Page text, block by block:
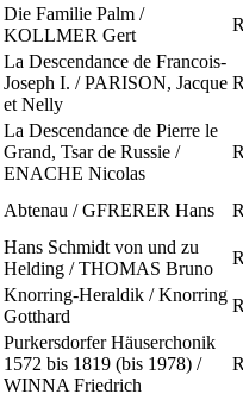
Die Familie Palm /
KOLLMER Gert
La Descendance de Francois-
Joseph I. / PARISON, Jacque
et Nelly
La Descendance de Pierre le
Grand, Tsar de Russie /
ENACHE Nicolas
Abtenau / GFRERER Hans
Hans Schmidt von und zu
Helding / THOMAS Bruno
Knorring-Heraldik / Knorring
Gotthard
Purkersdorfer Häuserchonik
1572 bis 1819 (bis 1978) /
WINNA Friedrich